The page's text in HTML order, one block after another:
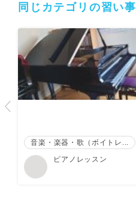
同じカテゴリの習い事
音楽・楽器・歌（ボイトレ...
ピアノレッスン